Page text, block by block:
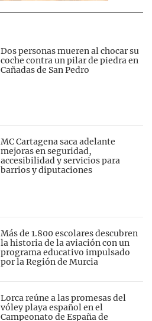
Dos personas mueren al chocar su
coche contra un pilar de piedra en
Cañadas de San Pedro
MC Cartagena saca adelante
mejoras en seguridad,
accesibilidad y servicios para
barrios y diputaciones
Más de 1.800 escolares descubren
la historia de la aviación con un
programa educativo impulsado
por la Región de Murcia
Lorca reúne a las promesas del
vóley playa español en el
Campeonato de España de